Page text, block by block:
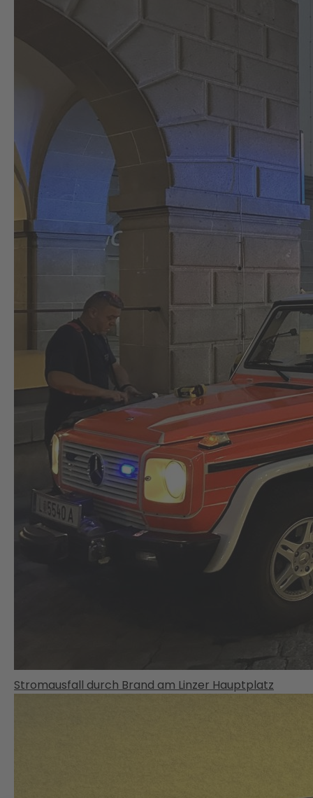
Stromausfall durch Brand am Linzer Hauptplatz